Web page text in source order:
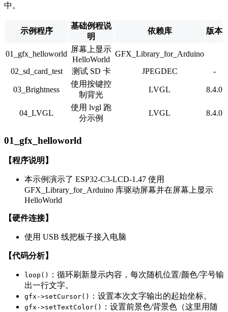
中。
示例程序
基础例程说
明
依赖库 版本
01_gfx_helloworld
屏幕上显示
HelloWorld
GFX_Library_for_Arduino
02_sd_card_test
测试 SD 卡 JPEGDEC -
03_Brightness
使用按键控
制背光
LVGL 8.4.0
04_LVGL
使用 lvgl 跑
分示例
LVGL 8.4.0
01_gfx_helloworld
【程序说明】
本示例演示了 ESP32-C3-LCD-1.47 使用
GFX_Library_for_Arduino 库驱动屏幕并在屏幕上显示
HelloWorld
【硬件连接】
使用 USB 线把板子接入电脑
【代码分析】
loop()
：循环刷新显示内容，每次随机位置/颜色/字号输
出一行文字。
gfx->setCursor() ：设置本次文字输出的起始坐标。
gfx->setTextColor()
：设置前景色/背景色（这里用随